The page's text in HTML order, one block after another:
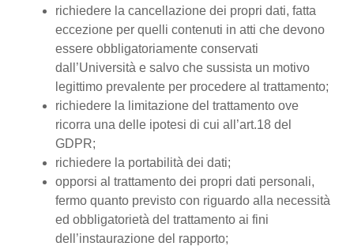
richiedere la cancellazione dei propri dati, fatta
eccezione per quelli contenuti in atti che devono
essere obbligatoriamente conservati
dall’Università e salvo che sussista un motivo
legittimo prevalente per procedere al trattamento;
richiedere la limitazione del trattamento ove
ricorra una delle ipotesi di cui all’art.18 del
GDPR;
richiedere la portabilità dei dati;
opporsi al trattamento dei propri dati personali,
fermo quanto previsto con riguardo alla necessità
ed obbligatorietà del trattamento ai fini
dell’instaurazione del rapporto;